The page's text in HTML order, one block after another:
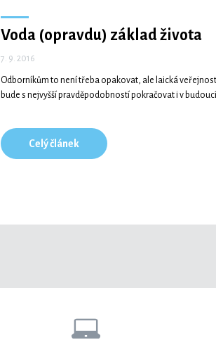
Voda (opravdu) základ života
7. 9. 2016
Odborníkům to není třeba opakovat, ale laická
bude s nejvyšší pravděpodobností pokračovat i v
Celý článek